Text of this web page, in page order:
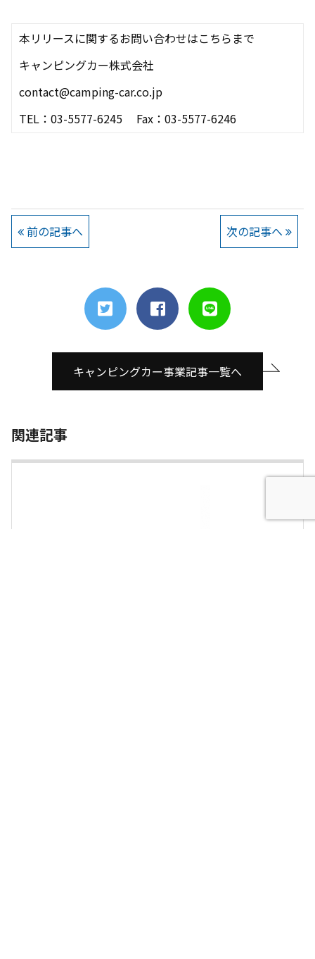
本リリースに関するお問い合わせはこちらまで
キャンピングカー株式会社
contact@camping-car.co.jp
TEL：03-5577-6245 Fax ： 03-5577-6246
前の記事へ 次の記事へ
キャンピングカー事業記事一覧へ
関連記事